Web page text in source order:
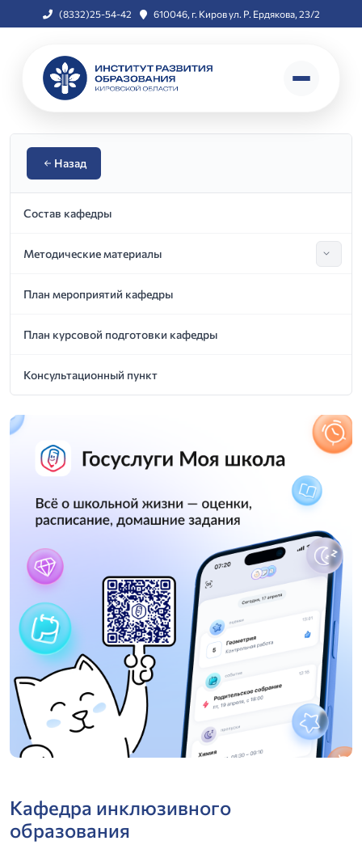
(8332)25-54-42 610046, г. Киров ул. Р. Ердякова, 23/2
Назад
Состав кафедры
Методические материалы
План мероприятий кафедры
План курсовой подготовки кафедры
Консультационный пункт
Кафедра инклюзивного
образования